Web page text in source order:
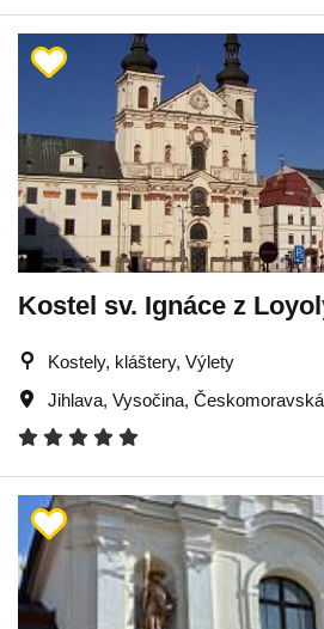
Kostel sv. Ignáce z
Kostely, kláštery, Výlety
Jihlava, Vysočina,